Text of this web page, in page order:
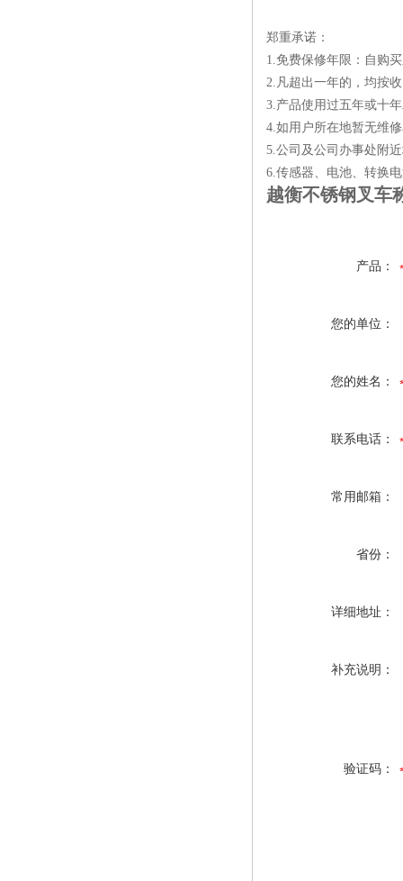
郑重承诺：
1.免费保修年限：自购
2.凡超出一年的，均按
3.产品使用过五年或十
4.如用户所在地暂无维
5.公司及公司办事处附
6.传感器、电池、转换
越衡不锈钢叉车
产品：
您的单位：
您的姓名：
联系电话：
常用邮箱：
省份：
详细地址：
补充说明：
验证码：